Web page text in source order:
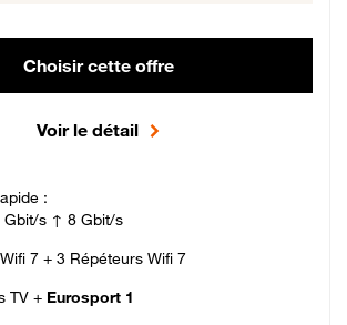
Choisir cette offre
Voir le détail
:
s ↑ 8 Gbit/s
7 + 3 Répéteurs Wifi 7
TV + Eurosport 1